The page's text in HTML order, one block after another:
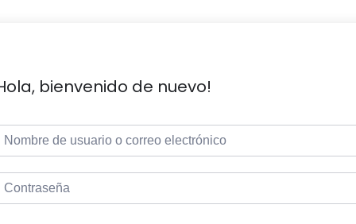
bienvenido de nuevo!